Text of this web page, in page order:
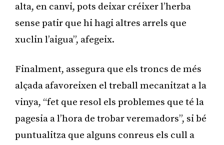
alta, en canvi, pots deixar créixer l’herba
sense patir que hi hagi altres arrels que
xuclin l’aigua”, afegeix.
Finalment, assegura que els troncs de més
alçada afavoreixen el treball mecanitzat a la
vinya, “fet que resol els problemes que té la
pagesia a l’hora de trobar veremadors”, si bé
puntualitza que alguns conreus els cull a